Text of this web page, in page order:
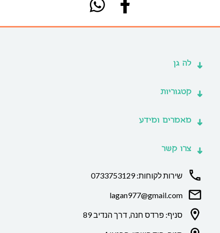
לה גן
קטגוריות
מאמרים ומידע
צרו קשר
שירות לקוחות: 0733753129
lagan977@gmail.com
סניף: פרדס חנה, דרך הנדיב 89